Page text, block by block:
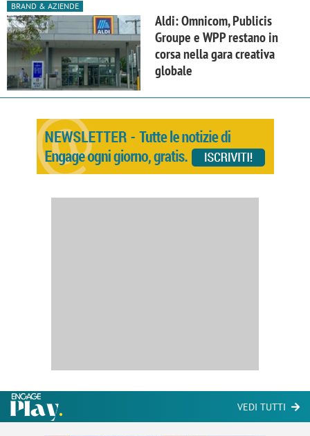
BRAND & AZIENDE
Aldi: Omnicom, Publicis
Groupe e WPP restano in
corsa nella gara creativa
globale
VEDI TUTTI